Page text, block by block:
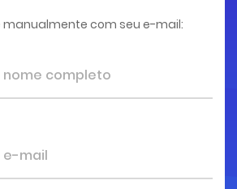
com seu e-mail: